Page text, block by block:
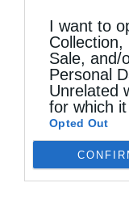
I want to
Collection,
Sale, and/
Personal
Unrelated
for which
Opted Out
Χειροτονία
Αυστραλίας
Δημητριάδος
μέλλον μας» –
Βόλο η